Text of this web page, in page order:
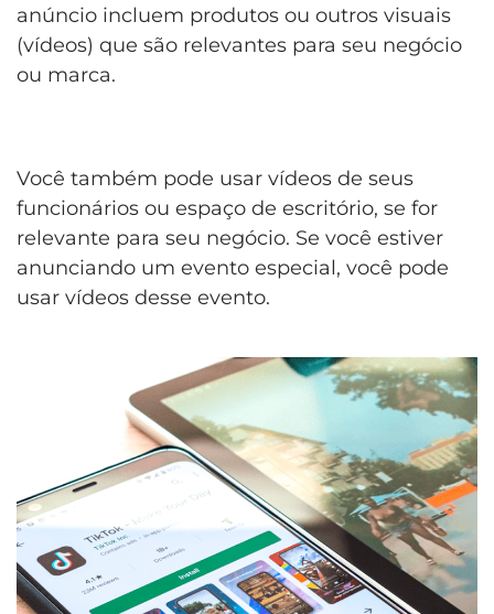
anúncio incluem produtos ou outros visuais
(vídeos) que são relevantes para seu negócio
ou marca.
Você também pode usar vídeos de seus
funcionários ou espaço de escritório, se for
relevante para seu negócio. Se você estiver
anunciando um evento especial, você pode
usar vídeos desse evento.